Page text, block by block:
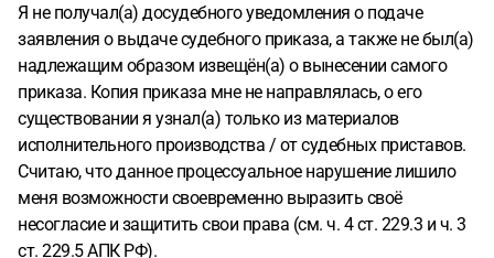
Я не получал(а) досудебного уведомления о подаче
заявления о выдаче судебного приказа, а также не был(а)
надлежащим образом извещён(а) о вынесении самого
приказа. Копия приказа мне не направлялась, о его
существовании я узнал(а) только из материалов
исполнительного производства / от судебных приставов.
Считаю, что данное процессуальное нарушение лишило
меня возможности своевременно выразить своё
несогласие и защитить свои права (см. ч. 4 ст. 229.3 и ч. 3
ст. 229.5 АПК РФ).